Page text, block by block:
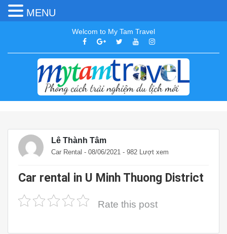
Welcom to My Tam Travel
Lê Thành Tâm
Car Rental - 08/06/2021 - 982 Lượt xem
Car rental in U Minh Thuong District
Rate this post
MENU